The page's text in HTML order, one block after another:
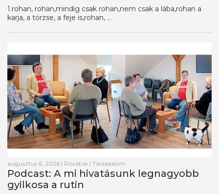
1.rohan, rohan,mindig csak rohan,nem csak a lába,rohan a
karja, a törzse, a feje is,rohan, ...
augusztus 6, 2026 | Rovatok | Társadalom
Podcast: A mi hivatásunk legnagyobb
gyilkosa a rutin